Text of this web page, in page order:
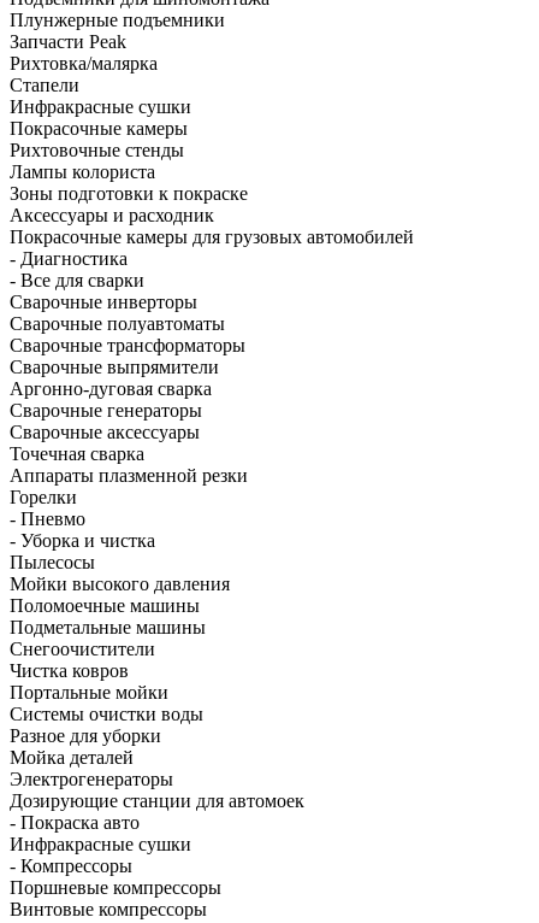
Плунжерные подъемники
Запчасти Peak
Рихтовка/малярка
Стапели
Инфракрасные сушки
Покрасочные камеры
Рихтовочные стенды
Лампы колориста
Зоны подготовки к покраске
Аксессуары и расходник
Покрасочные камеры для грузовых автомобилей
- Диагностика
- Все для сварки
Сварочные инверторы
Сварочные полуавтоматы
Сварочные трансформаторы
Сварочные выпрямители
Аргонно-дуговая сварка
Сварочные генераторы
Сварочные аксессуары
Точечная сварка
Аппараты плазменной резки
Горелки
- Пневмо
- Уборка и чистка
Пылесосы
Мойки высокого давления
Поломоечные машины
Подметальные машины
Снегоочистители
Чистка ковров
Портальные мойки
Системы очистки воды
Разное для уборки
Мойка деталей
Электрогенераторы
Дозирующие станции для автомоек
- Покраска авто
Инфракрасные сушки
- Компрессоры
Поршневые компрессоры
Винтовые компрессоры